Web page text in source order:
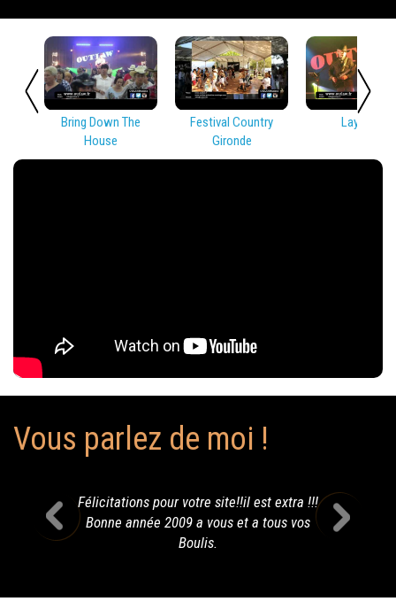
Bring Down The
House
Festival Country
Gironde
Lay Low
Vous parlez de moi !
Félicitations pour votre site!!il est extra !!!
Bonne année 2009 a vous et a tous vos
Boulis.